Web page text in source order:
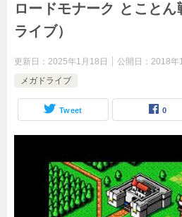
ロードモナーク とこと
ライブ）
更新日： 2025年1月18日 公開日： 2018年
メガドライブ
Tweet 0